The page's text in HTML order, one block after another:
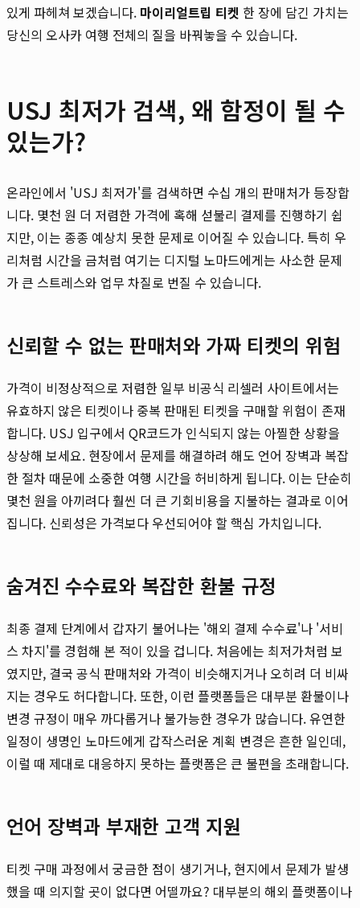
있게 파헤쳐 보겠습니다. 마이리얼트립 티켓 한 장에 담긴 가치는
당신의 오사카 여행 전체의 질을 바꿔놓을 수 있습니다.
USJ 최저가 검색, 왜 함정이 될 수
있는가?
온라인에서 'USJ 최저가'를 검색하면 수십 개의 판매처가 등장합
니다. 몇천 원 더 저렴한 가격에 혹해 섣불리 결제를 진행하기 쉽
지만, 이는 종종 예상치 못한 문제로 이어질 수 있습니다. 특히 우
리처럼 시간을 금처럼 여기는 디지털 노마드에게는 사소한 문제
가 큰 스트레스와 업무 차질로 번질 수 있습니다.
신뢰할 수 없는 판매처와 가짜 티켓의 위험
가격이 비정상적으로 저렴한 일부 비공식 리셀러 사이트에서는
유효하지 않은 티켓이나 중복 판매된 티켓을 구매할 위험이 존재
합니다. USJ 입구에서 QR코드가 인식되지 않는 아찔한 상황을
상상해 보세요. 현장에서 문제를 해결하려 해도 언어 장벽과 복잡
한 절차 때문에 소중한 여행 시간을 허비하게 됩니다. 이는 단순히
몇천 원을 아끼려다 훨씬 더 큰 기회비용을 지불하는 결과로 이어
집니다. 신뢰성은 가격보다 우선되어야 할 핵심 가치입니다.
숨겨진 수수료와 복잡한 환불 규정
최종 결제 단계에서 갑자기 불어나는 '해외 결제 수수료'나 '서비
스 차지'를 경험해 본 적이 있을 겁니다. 처음에는 최저가처럼 보
였지만, 결국 공식 판매처와 가격이 비슷해지거나 오히려 더 비싸
지는 경우도 허다합니다. 또한, 이런 플랫폼들은 대부분 환불이나
변경 규정이 매우 까다롭거나 불가능한 경우가 많습니다. 유연한
일정이 생명인 노마드에게 갑작스러운 계획 변경은 흔한 일인데,
이럴 때 제대로 대응하지 못하는 플랫폼은 큰 불편을 초래합니다.
언어 장벽과 부재한 고객 지원
티켓 구매 과정에서 궁금한 점이 생기거나, 현지에서 문제가 발생
했을 때 의지할 곳이 없다면 어떨까요? 대부분의 해외 플랫폼이나